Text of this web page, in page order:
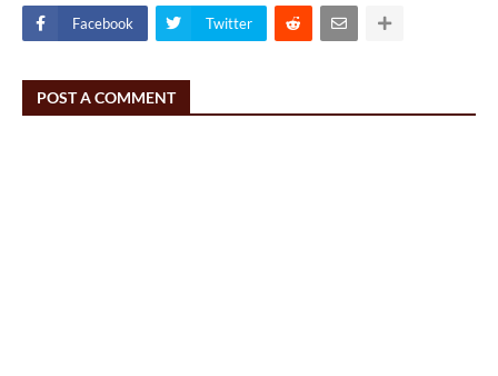
Facebook Twitter
POST A COMMENT